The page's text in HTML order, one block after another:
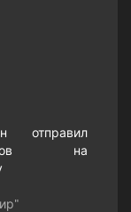
отправил
на